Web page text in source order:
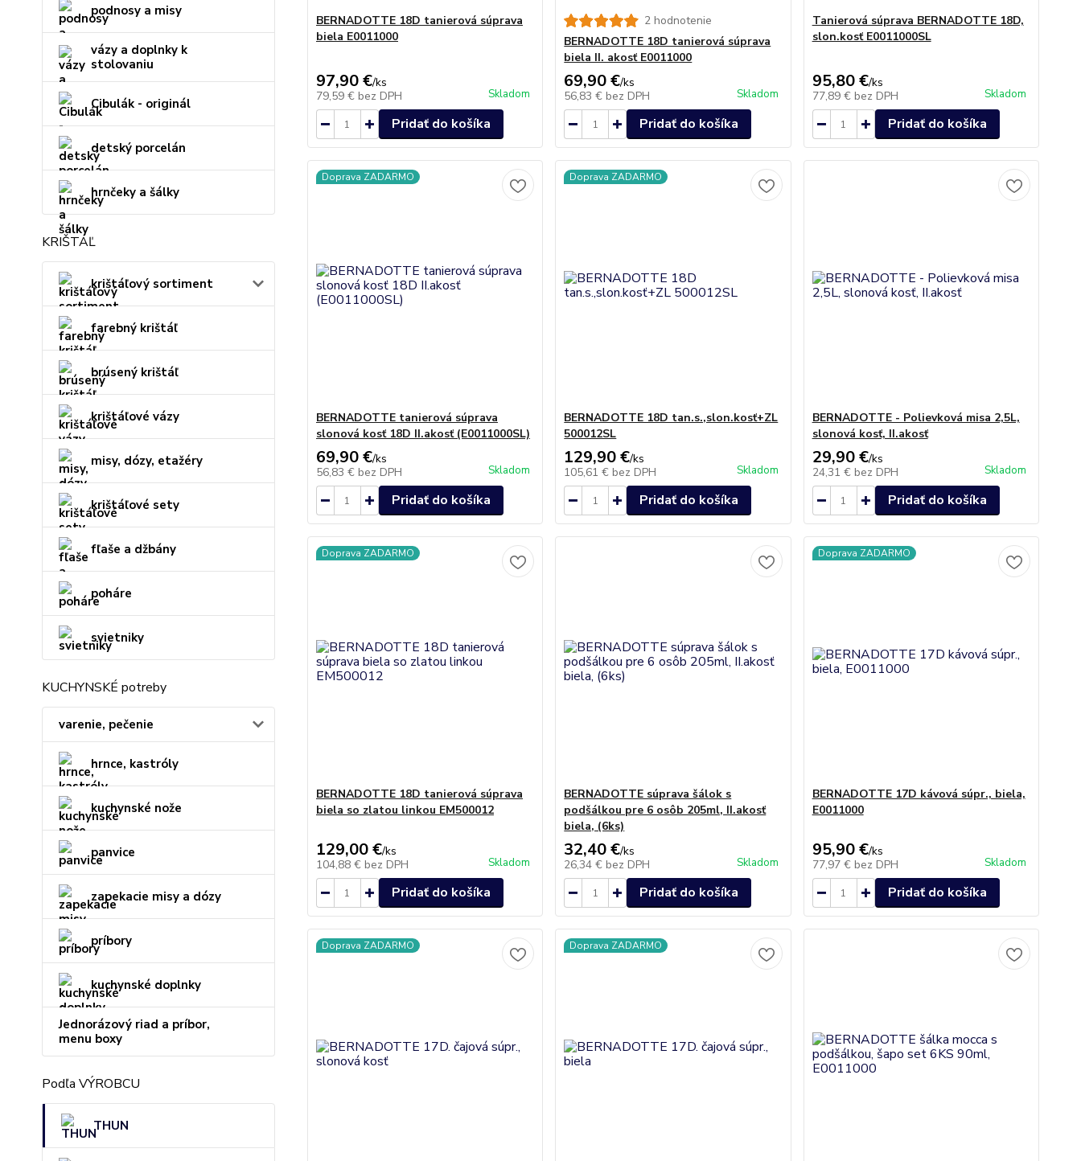
podnosy a misy
vázy a doplnky k
stolovaniu
Cibulák - originál
detský porcelán
hrnčeky a šálky
KRIŠTÁĽ
krištáľový sortiment
farebný krištáľ
brúsený krištáľ
krištáľové vázy
misy, dózy, etažéry
krištáľové sety
fľaše a džbány
poháre
svietniky
KUCHYNSKÉ potreby
varenie, pečenie
hrnce, kastróly
kuchynské nože
panvice
zapekacie misy a dózy
príbory
kuchynské doplnky
Jednorázový riad a príbor,
menu boxy
Podľa VÝROBCU
THUN
BERNADOTTE 18D tanierová súprava
biela E0011000
97,90 €/ks
79,59 € bez DPH Skladom
Pridať do košíka
2 hodnotenie
BERNADOTTE 18D tanierová súprava
biela II. akosť E0011000
69,90 €/ks
56,83 € bez DPH Skladom
Pridať do košíka
Tanierová súprava BERNADOTTE 18D,
slon.kosť E0011000SL
95,80 €/ks
77,89 € bez DPH Skladom
Pridať do košíka
Doprava ZADARMO
BERNADOTTE tanierová súprava
slonová kosť 18D II.akosť (E0011000SL)
69,90 €/ks
56,83 € bez DPH Skladom
Pridať do košíka
Doprava ZADARMO
BERNADOTTE 18D tan.s.,slon.kosť+ZL
500012SL
129,90 €/ks
105,61 € bez DPH Skladom
Pridať do košíka
BERNADOTTE - Polievková misa 2,5L,
slonová kosť, II.akosť
29,90 €/ks
24,31 € bez DPH Skladom
Pridať do košíka
Doprava ZADARMO
BERNADOTTE 18D tanierová súprava
biela so zlatou linkou EM500012
129,00 €/ks
104,88 € bez DPH Skladom
Pridať do košíka
BERNADOTTE súprava šálok s
podšálkou pre 6 osôb 205ml, II.akosť
biela, (6ks)
32,40 €/ks
26,34 € bez DPH Skladom
Pridať do košíka
Doprava ZADARMO
BERNADOTTE 17D kávová súpr., biela,
E0011000
95,90 €/ks
77,97 € bez DPH Skladom
Pridať do košíka
Doprava ZADARMO Doprava ZADARMO